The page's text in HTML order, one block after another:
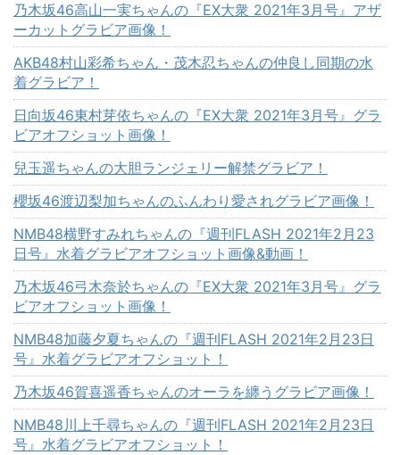
乃木坂46高山一実ちゃんの『EX大衆 2021年3月号』アザ
ーカットグラビア画像！
AKB48村山彩希ちゃん・茂木忍ちゃんの仲良し同期の水
着グラビア！
日向坂46東村芽依ちゃんの『EX大衆 2021年3月号』グラ
ビアオフショット画像！
兒玉遥ちゃんの大胆ランジェリー解禁グラビア！
櫻坂46渡辺梨加ちゃんのふんわり愛されグラビア画像！
NMB48横野すみれちゃんの『週刊FLASH 2021年2月23
日号』水着グラビアオフショット画像&動画！
乃木坂46弓木奈於ちゃんの『EX大衆 2021年3月号』グラ
ビアオフショット画像！
NMB48加藤夕夏ちゃんの『週刊FLASH 2021年2月23日
号』水着グラビアオフショット！
乃木坂46賀喜遥香ちゃんのオーラを纏うグラビア画像！
NMB48川上千尋ちゃんの『週刊FLASH 2021年2月23日
号』水着グラビアオフショット！